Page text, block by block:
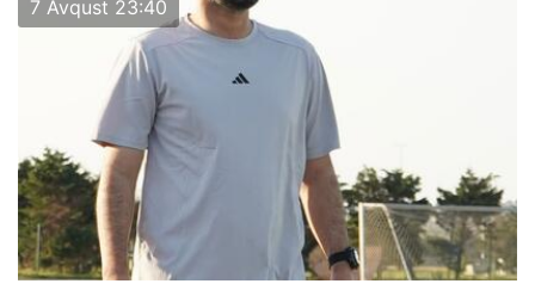
7 Avqust 23:40